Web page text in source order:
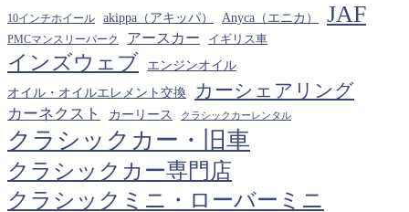
カ
イ
ブ
10インチホイール akippa（アキッパ） Anyca（エニカ） JAF
PMCマンスリーパーク アースカー イギリス車
インズウェブ エンジンオイル
オイル・オイルエレメント交換 カーシェアリング
カーネクスト カーリース クラシックカーレンタル
クラシックカー・旧車
クラシックカー専門店
クラシックミニ・ローバーミニ